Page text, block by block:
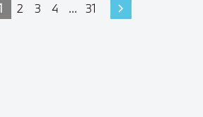
2 3 4 ... 31